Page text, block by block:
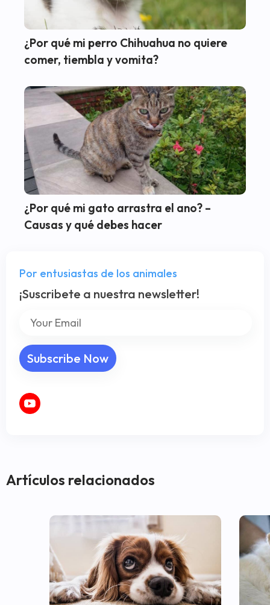
¿Por qué mi perro Chihuahua no quiere
comer, tiembla y vomita?
¿Por qué mi gato arrastra el ano? –
Causas y qué debes hacer
Por entusiastas de los animales
¡Suscribete a nuestra newsletter!
Artículos relacionados